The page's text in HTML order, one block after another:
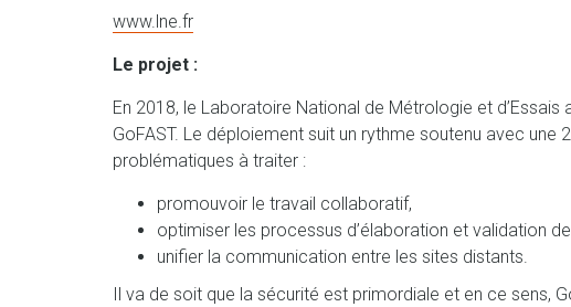
www.lne.fr
Le projet :
En 2018, le Laboratoire National de Métrologie et
GoFAST. Le déploiement suit un rythme soutenu avec
problématiques à traiter :
promouvoir le travail collaboratif,
optimiser les processus d’élaboration et validation
unifier la communication entre les sites distants.
Il va de soit que la sécurité est primordiale et en ce sens,